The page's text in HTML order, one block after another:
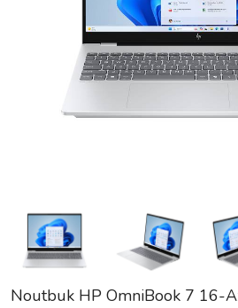
Noutbuk HP OmniBook 7 16-